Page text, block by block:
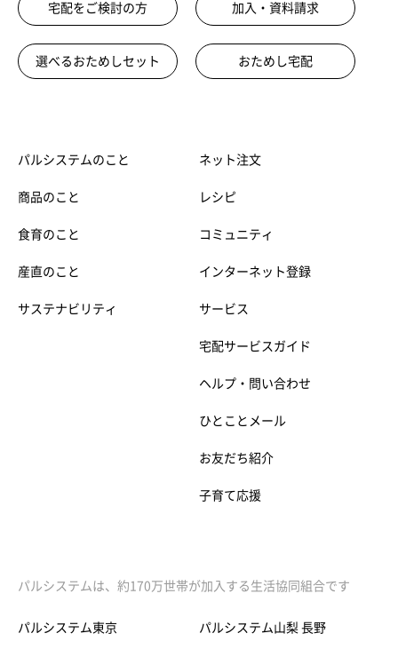
宅配をご検討の方 加入・資料請求
選べるおためしセット おためし宅配
パルシステムのこと
商品のこと
食育のこと
産直のこと
サステナビリティ
ネット注文
レシピ
コミュニティ
インターネット登録
サービス
宅配サービスガイド
ヘルプ・問い合わせ
ひとことメール
お友だち紹介
子育て応援
パルシステムは、約170万世帯が加入する生活協同組合です
パルシステム東京 パルシステム山梨 長野